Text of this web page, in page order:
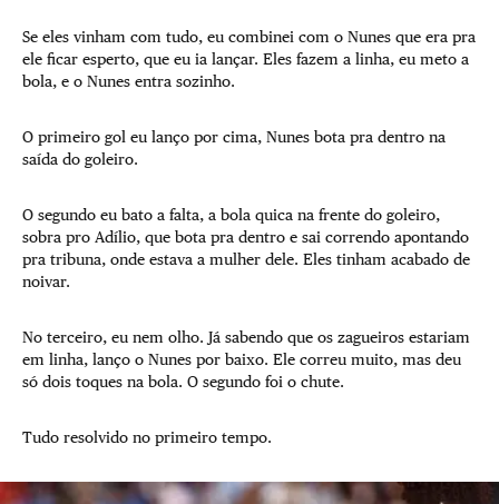
Se eles vinham com tudo, eu combinei com o Nunes que era pra
ele ficar esperto, que eu ia lançar. Eles fazem a linha, eu meto a
bola, e o Nunes entra sozinho.
O primeiro gol eu lanço por cima, Nunes bota pra dentro na
saída do goleiro.
O segundo eu bato a falta, a bola quica na frente do goleiro,
sobra pro Adílio, que bota pra dentro e sai correndo apontando
pra tribuna, onde estava a mulher dele. Eles tinham acabado de
noivar.
No terceiro, eu nem olho. Já sabendo que os zagueiros estariam
em linha, lanço o Nunes por baixo. Ele correu muito, mas deu
só dois toques na bola. O segundo foi o chute.
Tudo resolvido no primeiro tempo.